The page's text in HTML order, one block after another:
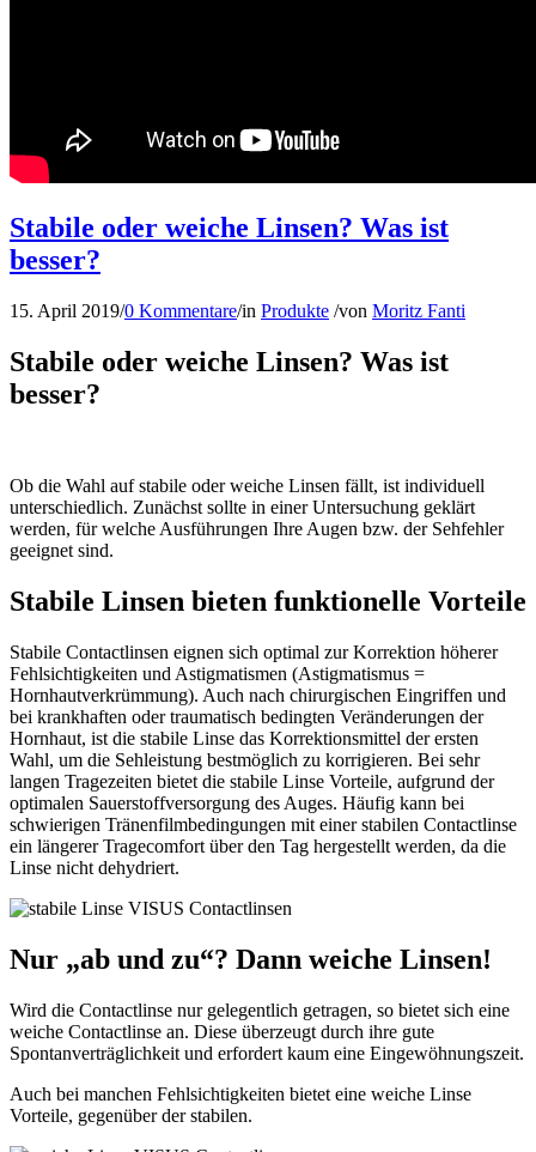
Stabile oder weiche Linsen? Was ist
besser?
15. April 2019/0 Kommentare/in Produkte /von Moritz Fanti
Stabile oder weiche Linsen? Was ist
besser?
Ob die Wahl auf stabile oder weiche Linsen fällt, ist individuell
unterschiedlich. Zunächst sollte in einer Untersuchung geklärt
werden, für welche Ausführungen Ihre Augen bzw. der Sehfehler
geeignet sind.
Stabile Linsen bieten funktionelle Vorteile
Stabile Contactlinsen eignen sich optimal zur Korrektion höherer
Fehlsichtigkeiten und Astigmatismen (Astigmatismus =
Hornhautverkrümmung). Auch nach chirurgischen Eingriffen und
bei krankhaften oder traumatisch bedingten Veränderungen der
Hornhaut, ist die stabile Linse das Korrektionsmittel der ersten
Wahl, um die Sehleistung bestmöglich zu korrigieren. Bei sehr
langen Tragezeiten bietet die stabile Linse Vorteile, aufgrund der
optimalen Sauerstoffversorgung des Auges. Häufig kann bei
schwierigen Tränenfilmbedingungen mit einer stabilen Contactlinse
ein längerer Tragecomfort über den Tag hergestellt werden, da die
Linse nicht dehydriert.
Nur „ab und zu“? Dann weiche Linsen!
Wird die Contactlinse nur gelegentlich getragen, so bietet sich eine
weiche Contactlinse an. Diese überzeugt durch ihre gute
Spontanverträglichkeit und erfordert kaum eine Eingewöhnungszeit.
Auch bei manchen Fehlsichtigkeiten bietet eine weiche Linse
Vorteile, gegenüber der stabilen.